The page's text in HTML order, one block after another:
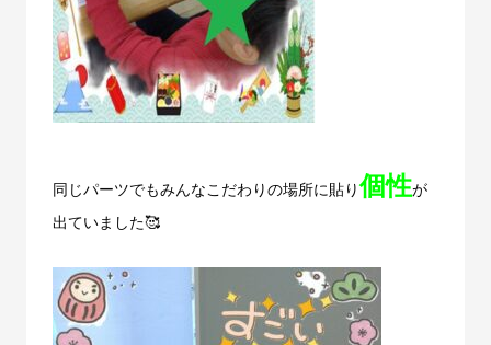
同じパーツでもみんなこだわりの場所に貼り個性が
出ていました🥰